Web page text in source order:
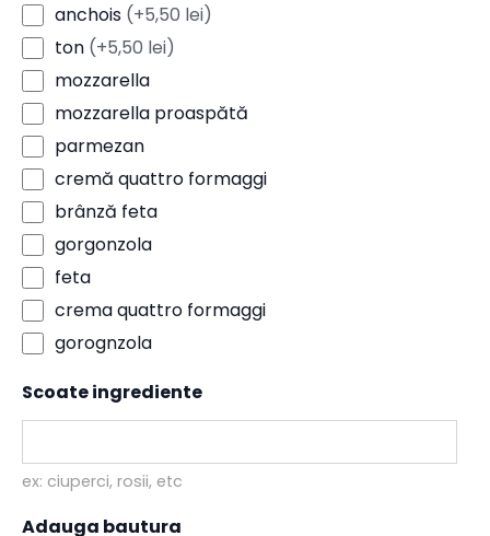
anchois (+5,50 lei)
ton (+5,50 lei)
mozzarella
mozzarella proaspătă
parmezan
cremă quattro formaggi
brânză feta
gorgonzola
feta
crema quattro formaggi
gorognzola
Scoate ingrediente
ex: ciuperci, rosii, etc
Adauga bautura